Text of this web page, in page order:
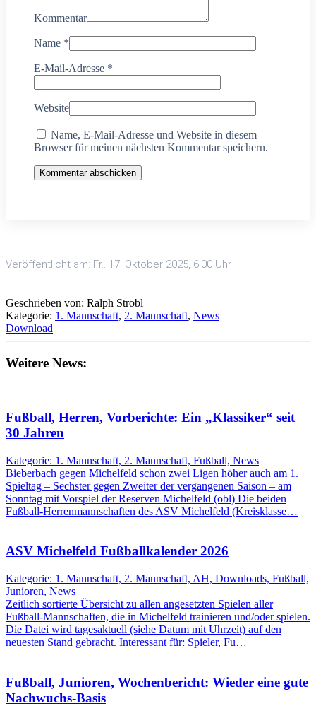
Kommentar
Name *
E-Mail-Adresse *
Website
Name, E-Mail-Adresse und Website in diesem
Browser für meinen nächsten Kommentar speichern.
Kommentar abschicken
Veröffentlicht am: Fr.. 17. Oktober 2025, 6:00 Uhr
Geschrieben von: Ralph Strobl
Kategorie: 1. Mannschaft, 2. Mannschaft, News
Download
Weitere News:
Fußball, Herren, Vorberichte: Ein „Klassiker“ seit
30 Jahren
Kategorie: 1. Mannschaft, 2. Mannschaft, Fußball, News
Bieberbach gegen Michelfeld schon zwei Ligen höher auch am 1.
Spieltag – Sechster gegen Zweiter der vergangenen Saison – am
Sonntag mit Vorspiel der Reserven Michelfeld (obl) Die beiden
Fußball-Herrenmannschaften des ASV Michelfeld (Kreisklasse…
ASV Michelfeld Fußballkalender 2026
Kategorie: 1. Mannschaft, 2. Mannschaft, AH, Downloads, Fußball,
Junioren, News
Zeitlich sortierte Übersicht zu allen angesetzten Spielen aller
Fußball-Mannschaften, die in Michelfeld trainieren und/oder spielen.
Die Datei wird tagesaktuell (siehe Datum mit Uhrzeit) auf den
neuesten Stand gebracht. Interessant für: Spieler, Fu…
Fußball, Junioren, Wochenbericht: Wieder eine gute
Nachwuchs-Basis